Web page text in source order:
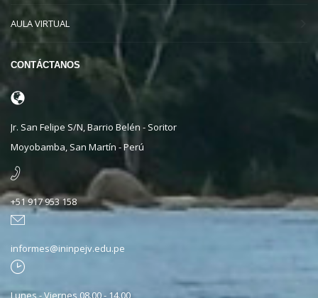
AULA VIRTUAL
CONTÁCTANOS
Jr. San Felipe S/N, Barrio Belén - Soritor
Moyobamba, San Martín - Perú
+51 917 953 158
informes@ininpejv.edu.pe